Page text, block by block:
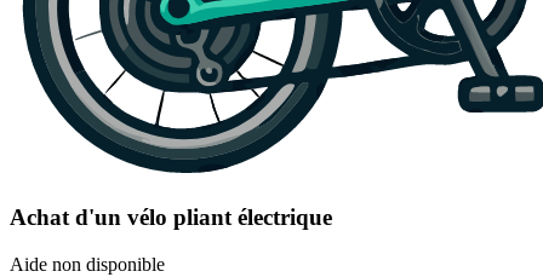
Achat d'un vélo pliant électrique
Aide non disponible